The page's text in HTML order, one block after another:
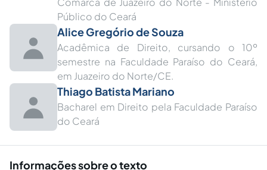
Público do Ceará
Alice Gregório de Souza
Acadêmica de Direito, cursando o 10º
semestre na Faculdade Paraíso do Ceará,
em Juazeiro do Norte/CE.
Thiago Batista Mariano
Bacharel em Direito pela Faculdade Paraíso
do Ceará
Informações sobre o texto